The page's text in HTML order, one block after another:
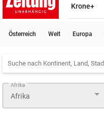
account_circle Anmelden
bookmark Merkliste
search
Krone+
Österreich Welt Europa
Afrika